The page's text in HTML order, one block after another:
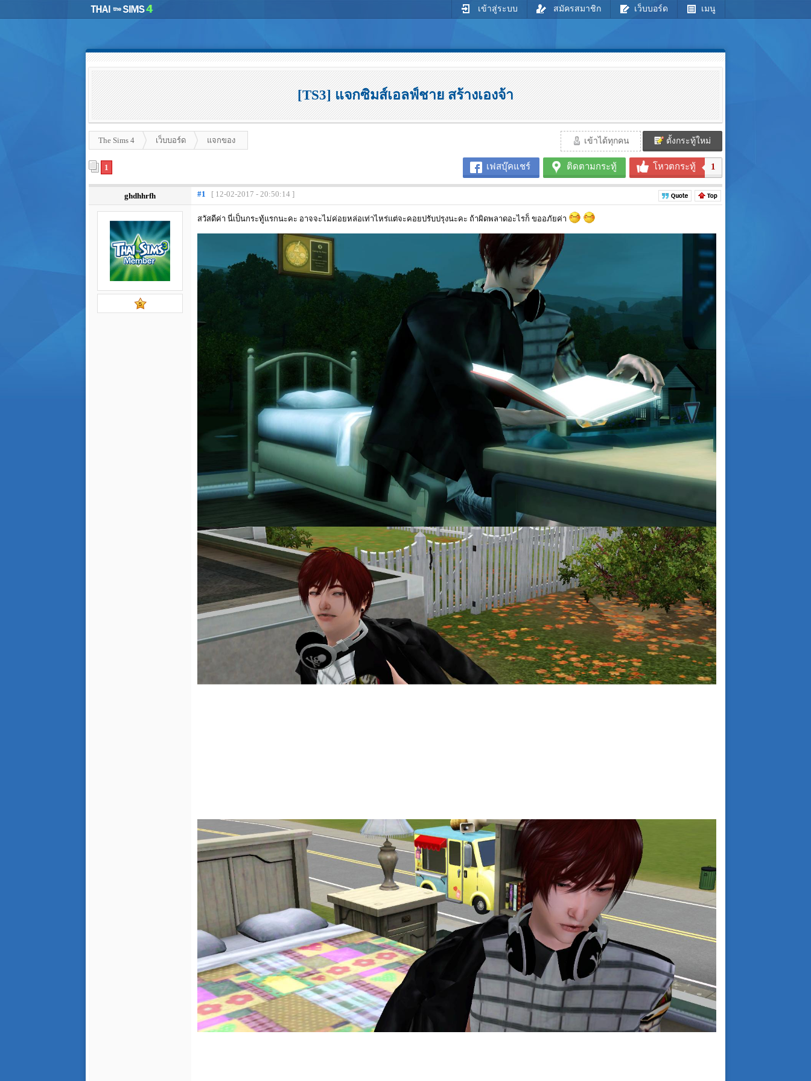
เข้าสู่ระบบ สมัครสมาชิก เว็บบอร์ด เมนู
[TS3] แจกซิมส์เอลฟ์ชาย สร้างเองจ้า
The Sims 4 เว็บบอร์ด แจกของ เข้าได้ทุกคน ตั้งกระทู้ใหม่
เฟสบุ๊คแชร์ ติดตามกระทู้ โหวตกระทู้ 1
1
ghdhhrfh #1 [ 12-02-2017 - 20:50:14 ]
สวัสดีค่า นี่เป็นกระทู้แรกนะคะ อาจจะไม่ค่อยหล่อเท่าไหร่แต่จะคอยปรับปรุงนะคะ ถ้าผิดพลาดอะไรก็ ขออภัยค่า